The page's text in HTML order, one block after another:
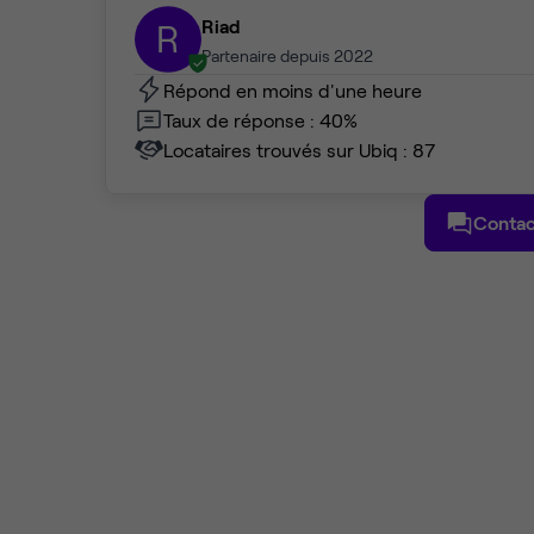
R Riad
Partenaire depuis 2022
Répond en moins d'une heure
Taux de réponse : 40%
Locataires trouvés sur Ubiq : 87